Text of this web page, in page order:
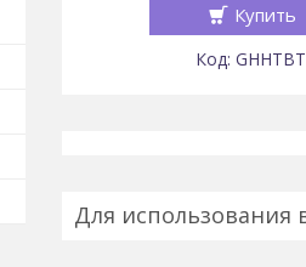
Купить
Для использования